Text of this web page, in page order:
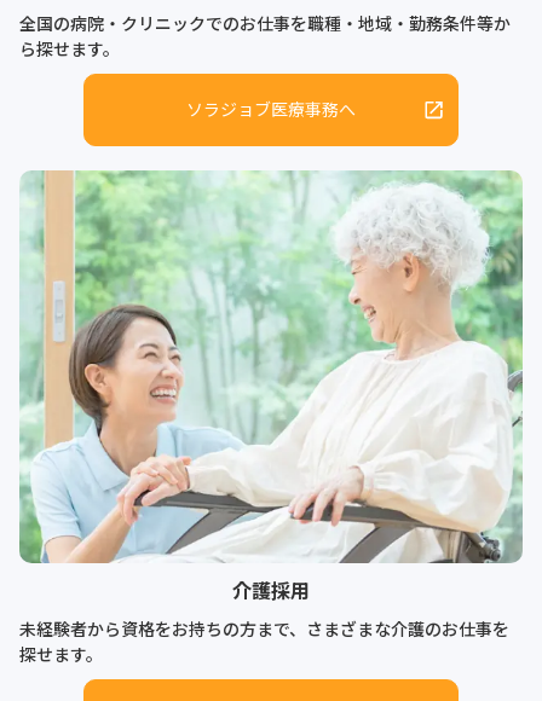
全国の病院・クリニックでのお仕事を職種・地域・勤務条件等か
ら探せます。
ソラジョブ医療事務へ
介護採用
未経験者から資格をお持ちの方まで、さまざまな介護のお仕事を
探せます。